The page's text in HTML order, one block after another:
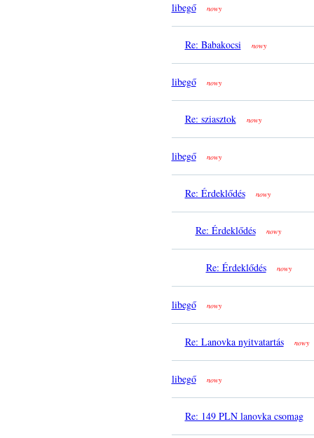
libegő nowy
Re: Babakocsi nowy
libegő nowy
Re: sziasztok nowy
libegő nowy
Re: Érdeklődés nowy
Re: Érdeklődés nowy
Re: Érdeklődés nowy
libegő nowy
Re: Lanovka nyitvatartás nowy
libegő nowy
Re: 149 PLN lanovka csomag